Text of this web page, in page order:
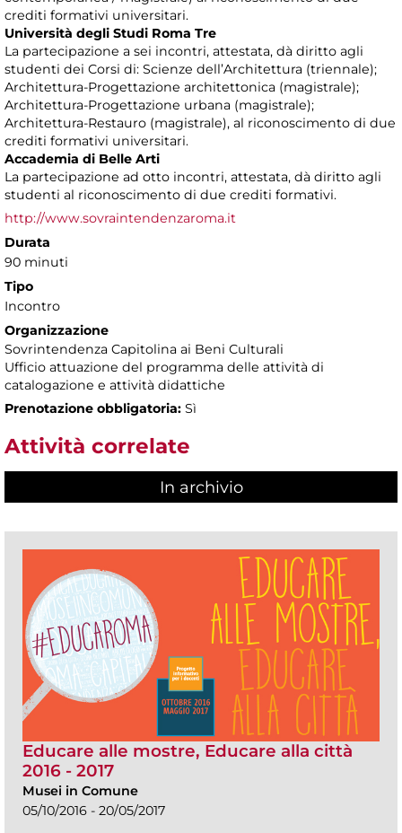
crediti formativi universitari.
Università degli Studi Roma Tre
La partecipazione a sei incontri, attestata, dà diritto agli
studenti dei Corsi di: Scienze dell’Architettura (triennale);
Architettura-Progettazione architettonica (magistrale);
Architettura-Progettazione urbana (magistrale);
Architettura-Restauro (magistrale), al riconoscimento di due
crediti formativi universitari.
Accademia di Belle Arti
La partecipazione ad otto incontri, attestata, dà diritto agli
studenti al riconoscimento di due crediti formativi.
http://www.sovraintendenzaroma.it
Durata
90 minuti
Tipo
Incontro
Organizzazione
Sovrintendenza Capitolina ai Beni Culturali
Ufficio attuazione del programma delle attività di
catalogazione e attività didattiche
Prenotazione obbligatoria: Sì
Attività correlate
In archivio
Educare alle mostre, Educare alla città
2016 - 2017
Musei in Comune
05/10/2016 - 20/05/2017